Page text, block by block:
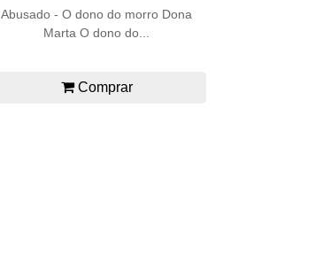
Abusado - O dono do morro Dona
Marta O dono do...
Comprar